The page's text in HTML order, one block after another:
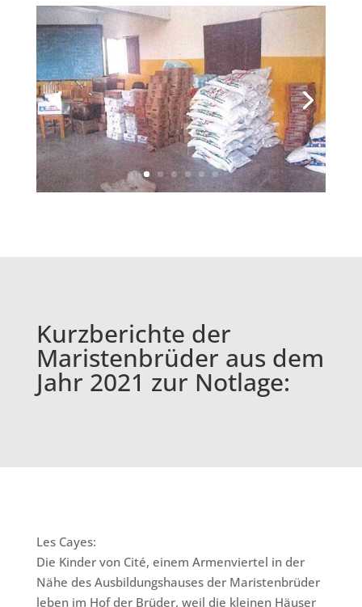
Kurzberichte der
Maristenbrüder aus dem
Jahr 2021 zur Notlage:
Les Cayes:
Die Kinder von Cité, einem Armenviertel in der
Nähe des Ausbildungshauses der Maristenbrüder
leben im Hof der Brüder, weil die kleinen Häuser